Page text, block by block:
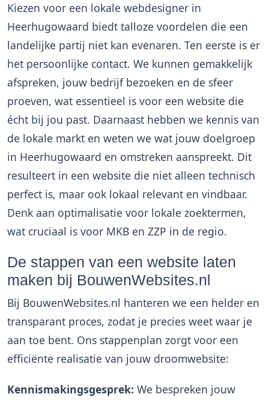
Kiezen voor een lokale webdesigner in
Heerhugowaard biedt talloze voordelen die een
landelijke partij niet kan evenaren. Ten eerste is er
het persoonlijke contact. We kunnen gemakkelijk
afspreken, jouw bedrijf bezoeken en de sfeer
proeven, wat essentieel is voor een website die
écht bij jou past. Daarnaast hebben we kennis van
de lokale markt en weten we wat jouw doelgroep
in Heerhugowaard en omstreken aanspreekt. Dit
resulteert in een website die niet alleen technisch
perfect is, maar ook lokaal relevant en vindbaar.
Denk aan optimalisatie voor lokale zoektermen,
wat cruciaal is voor MKB en ZZP in de regio.
De stappen van een website laten
maken bij BouwenWebsites.nl
Bij BouwenWebsites.nl hanteren we een helder en
transparant proces, zodat je precies weet waar je
aan toe bent. Ons stappenplan zorgt voor een
efficiënte realisatie van jouw droomwebsite:
Kennismakingsgesprek: We bespreken jouw